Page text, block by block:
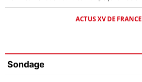
ACTUS XV DE FRANCE
Sondage